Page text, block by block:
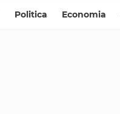
Politica Economia